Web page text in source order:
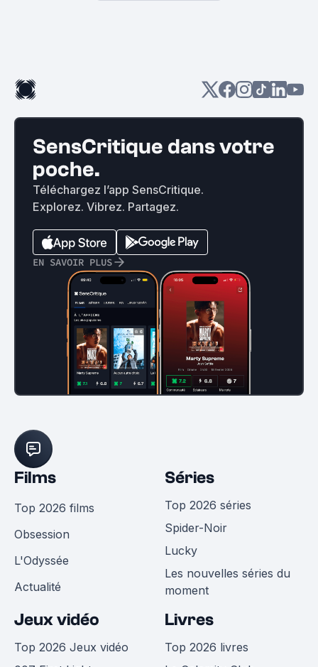
SensCritique dans votre
poche.
Téléchargez l’app SensCritique.
Explorez. Vibrez. Partagez.
EN SAVOIR PLUS
Films
Top 2026 films
Obsession
L'Odyssée
Actualité
Séries
Top 2026 séries
Spider-Noir
Lucky
Les nouvelles séries du
moment
Jeux vidéo
Top 2026 Jeux vidéo
Livres
Top 2026 livres